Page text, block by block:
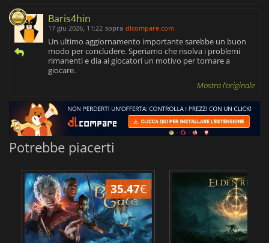
Baris4hin
17 giu 2026, 11:22 sopra dlcompare.com
Un ultimo aggiornamento importante sarebbe un buon
modo per concludere. Speriamo che risolva i problemi
rimanenti e dia ai giocatori un motivo per tornare a
giocare.
Mostra l'originale
Potrebbe piacerti
35.47€